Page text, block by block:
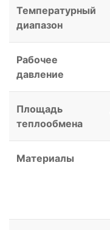
Температурный
диапазон
Рабочее
давление
Площадь
теплообмена
Материалы